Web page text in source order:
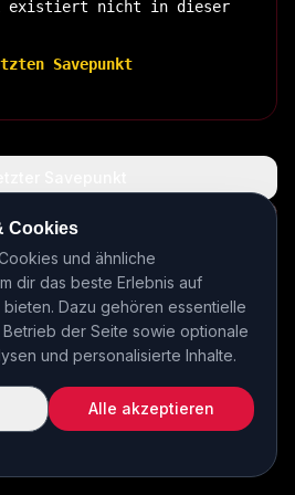
existiert nicht in dieser
Savepunkt
zur Basis
TO CONTINUE...
Cookies
und ähnliche
dir das beste Erlebnis auf
bieten. Dazu gehören essentielle
der Seite sowie optionale
und personalisierte Inhalte.
Alle akzeptieren